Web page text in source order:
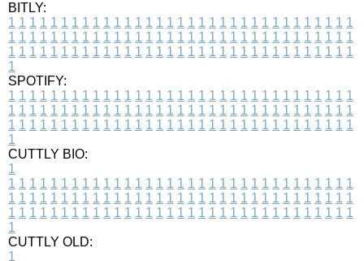
BITLY:
1 1 1 1 1 1 1 1 1 1 1 1 1 1 1 1 1 1 1 1 1 1 1 1 1 1 1 1 1 1 1 1 1
1 1 1 1 1 1 1 1 1 1 1 1 1 1 1 1 1 1 1 1 1 1 1 1 1 1 1 1 1 1 1 1 1
1 1 1 1 1 1 1 1 1 1 1 1 1 1 1 1 1 1 1 1 1 1 1 1 1 1 1 1 1 1 1 1 1
1
SPOTIFY:
1 1 1 1 1 1 1 1 1 1 1 1 1 1 1 1 1 1 1 1 1 1 1 1 1 1 1 1 1 1 1 1 1
1 1 1 1 1 1 1 1 1 1 1 1 1 1 1 1 1 1 1 1 1 1 1 1 1 1 1 1 1 1 1 1 1
1 1 1 1 1 1 1 1 1 1 1 1 1 1 1 1 1 1 1 1 1 1 1 1 1 1 1 1 1 1 1 1 1
1
CUTTLY BIO:
1
1 1 1 1 1 1 1 1 1 1 1 1 1 1 1 1 1 1 1 1 1 1 1 1 1 1 1 1 1 1 1 1 1
1 1 1 1 1 1 1 1 1 1 1 1 1 1 1 1 1 1 1 1 1 1 1 1 1 1 1 1 1 1 1 1 1
1 1 1 1 1 1 1 1 1 1 1 1 1 1 1 1 1 1 1 1 1 1 1 1 1 1 1 1 1 1 1 1 1
1
CUTTLY OLD:
1